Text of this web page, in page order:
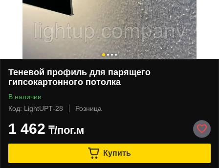
Теневой профиль для парящего
гипсокартонного потолка
В наличии
Код: LightUPТ-28
Розница
1 462 ₸/пог.м
Купить